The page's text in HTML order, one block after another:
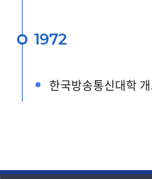
1972
한국방송통신대학